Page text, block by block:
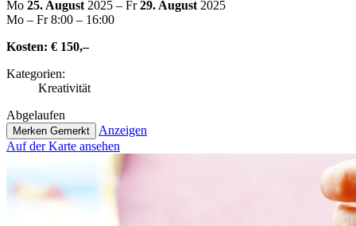
Mo 25. August 2025 – Fr29. August 2025
Mo – Fr 8:00 – 16:00
Kosten: € 150,–
Kate­go­rien:
Krea­ti­vi­tät
Abge­lau­fen
Merken Gemerkt
Anzeigen
Auf der Karte ansehen